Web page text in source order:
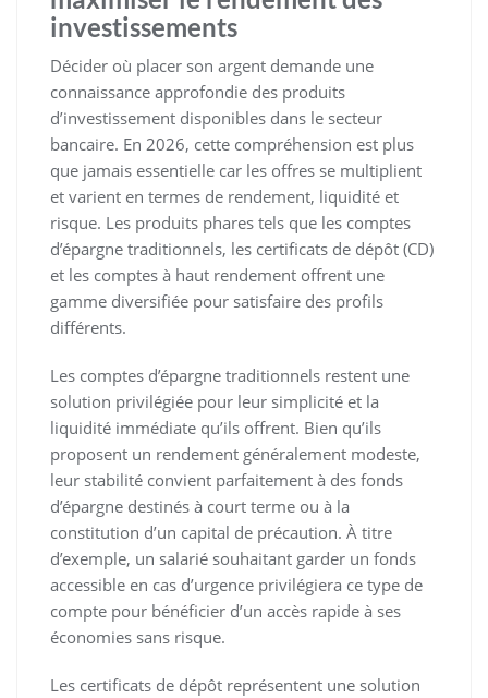
investissements
Décider où placer son argent demande une
connaissance approfondie des produits
d’investissement disponibles dans le secteur
bancaire. En 2026, cette compréhension est plus
que jamais essentielle car les offres se multiplient
et varient en termes de rendement, liquidité et
risque. Les produits phares tels que les comptes
d’épargne traditionnels, les certificats de dépôt (CD)
et les comptes à haut rendement offrent une
gamme diversifiée pour satisfaire des profils
différents.
Les comptes d’épargne traditionnels restent une
solution privilégiée pour leur simplicité et la
liquidité immédiate qu’ils offrent. Bien qu’ils
proposent un rendement généralement modeste,
leur stabilité convient parfaitement à des fonds
d’épargne destinés à court terme ou à la
constitution d’un capital de précaution. À titre
d’exemple, un salarié souhaitant garder un fonds
accessible en cas d’urgence privilégiera ce type de
compte pour bénéficier d’un accès rapide à ses
économies sans risque.
Les certificats de dépôt représentent une solution